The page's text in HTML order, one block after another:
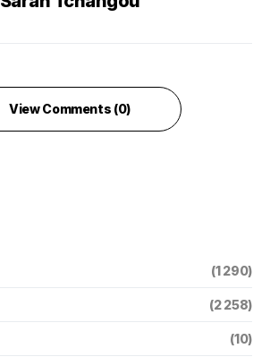
View Comments (0)
(1 290)
(2 258)
(10)